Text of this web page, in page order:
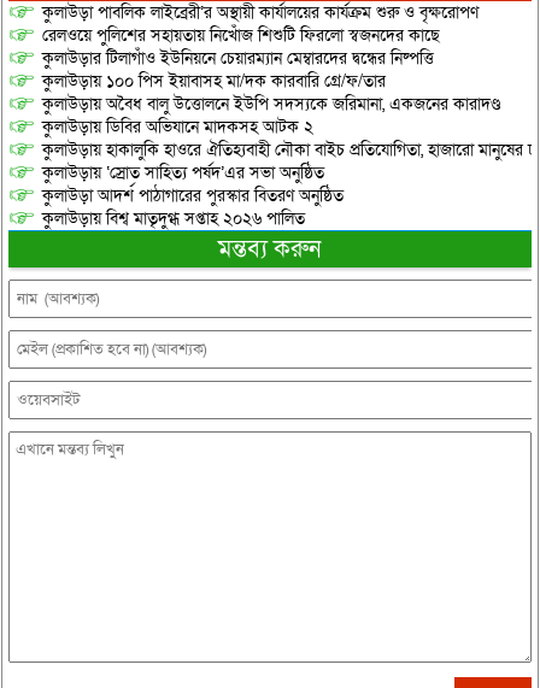
কুলাউড়া পাবলিক লাইব্রেরী’র অস্থায়ী কার্যালয়ের কার্যক্রম শুরু ও বৃক্ষরোপণ
রেলওয়ে পুলিশের সহায়তায় নিখোঁজ শিশুটি ফিরলো স্বজনদের কাছে
কুলাউড়ার টিলাগাঁও ইউনিয়নে চেয়ারম্যান মেম্বারদের দ্বন্ধের নিষ্পত্তি
কুলাউড়ায় ১০০ পিস ইয়াবাসহ মা/দক কারবারি গ্রে/ফ/তার
কুলাউড়ায় অবৈধ বালু উত্তোলনে ইউপি সদস্যকে জরিমানা, একজনের কারাদণ্ড
কুলাউড়ায় ডিবির অভিযানে মাদকসহ আটক ২
কুলাউড়ায় হাকালুকি হাওরে ঐতিহ্যবাহী নৌকা বাইচ প্রতিযোগিতা, হাজারো মানুষের
কুলাউড়ায় ‘স্রোত সাহিত্য পর্ষদ’এর সভা অনুষ্ঠিত
কুলাউড়া আদর্শ পাঠাগারের পুরস্কার বিতরণ অনুষ্ঠিত
কুলাউড়ায় বিশ্ব মাতৃদুগ্ধ সপ্তাহ ২০২৬ পালিত
মন্তব্য করুন